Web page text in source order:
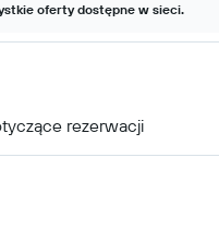
oferty dostępne w sieci.
rezerwacji